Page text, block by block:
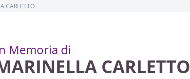
CARLETTO
Memoria di
CARLETTO